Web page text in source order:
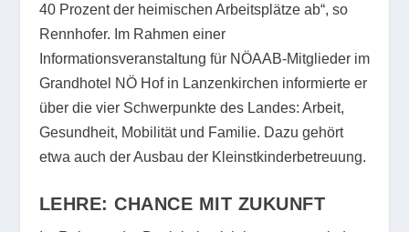
40 Prozent der heimischen Arbeitsplätze ab“, so
Rennhofer. Im Rahmen einer
Informationsveranstaltung für NÖAAB-Mitglieder im
Grandhotel NÖ Hof in Lanzenkirchen informierte er
über die vier Schwerpunkte des Landes: Arbeit,
Gesundheit, Mobilität und Familie. Dazu gehört
etwa auch der Ausbau der Kleinstkinderbetreuung.
LEHRE: CHANCE MIT ZUKUNFT